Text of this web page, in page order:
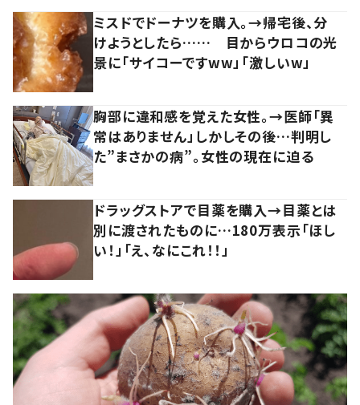
ミスドでドーナツを購入。→帰宅後、分
けようとしたら…… 目からウロコの光
景に「サイコーですww」「激しいw」
胸部に違和感を覚えた女性。→医師「異
常はありません」しかしその後…判明し
た”まさかの病”。女性の現在に迫る
ドラッグストアで目薬を購入→目薬とは
別に渡されたものに…180万表示「ほし
い！」「え、なにこれ！！」